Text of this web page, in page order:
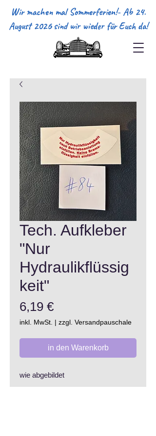
Wir machen mal Sommerferien!- Ab 24.
August 2026 sind wir wieder für Euch da!
Tech. Aufkleber
"Nur
Hydraulikflüssig
keit"
6,19 €Preis
inkl. MwSt. | zzgl. Versandpauschale
in den Warenkorb
wie abgebildet